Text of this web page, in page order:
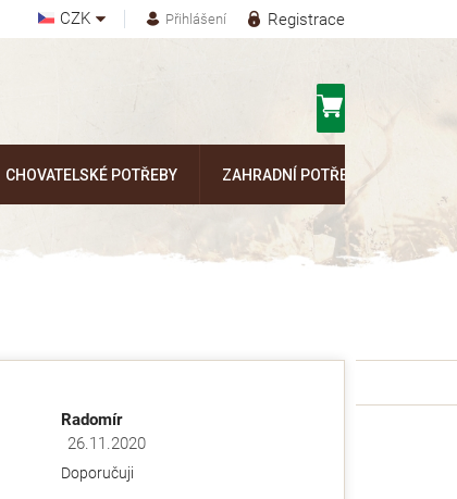
CZK Registrace
Přihlášení
CHOVATELSKÉ POTŘEBY ZAHRADNÍ POTŘEBY
Radomír
Hodnocení obchodu je 5 z 5 hvězdiček.
26.11.2020
Doporučuji